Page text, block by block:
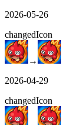
2026-05-26
changedIcon
→
2026-04-29
changedIcon